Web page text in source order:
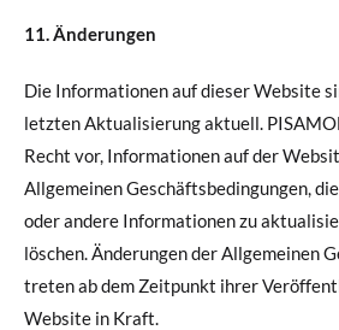
11. Änderungen
Die Informationen auf dieser Website
letzten Aktualisierung aktuell.
Recht vor, Informationen auf der
Allgemeinen Geschäftsbedingungen,
oder andere Informationen zu
löschen. Änderungen der Allgemeinen
treten ab dem Zeitpunkt ihrer
Website in Kraft.